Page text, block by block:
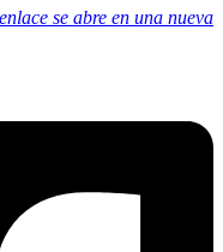
se abre en una nueva